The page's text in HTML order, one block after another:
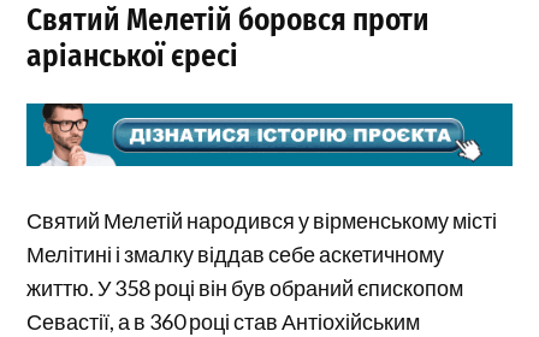
Святий Мелетій боровся проти
аріанської єресі
Святий Мелетій народився у вірменському місті
Мелітині і змалку віддав себе аскетичному
життю. У 358 році він був обраний єпископом
Севастії, а в 360 році став Антіохійським